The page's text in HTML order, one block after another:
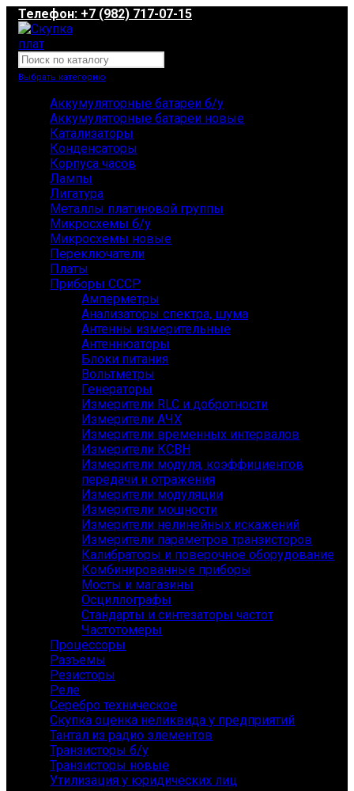
Телефон: +7 (982) 717-07-15
Выбрать категорию
Аккумуляторные батареи б/у
Аккумуляторные батареи новые
Катализаторы
Конденсаторы
Корпуса часов
Лампы
Лигатура
Металлы платиновой группы
Микросхемы б/у
Микросхемы новые
Переключатели
Платы
Приборы СССР
Амперметры
Анализаторы спектра, шума
Антенны измерительные
Антеннюаторы
Блоки питания
Вольтметры
Генераторы
Измерители RLC и добротности
Измерители АЧХ
Измерители временных интервалов
Измерители КСВН
Измерители модуля, коэффициентов
передачи и отражения
Измерители модуляции
Измерители мощности
Измерители нелинейных искажений
Измерители параметров транзисторов
Калибраторы и поверочное оборудование
Комбинированные приборы
Мосты и магазины
Осциллографы
Стандарты и синтезаторы частот
Частотомеры
Процессоры
Разъемы
Резисторы
Реле
Серебро техническое
Скупка оценка неликвида у предприятий
Тантал из радио элементов
Транзисторы б/у
Транзисторы новые
Утилизация у юридических лиц